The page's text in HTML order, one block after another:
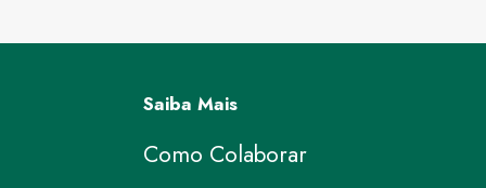
Saiba Mais
Como Colaborar